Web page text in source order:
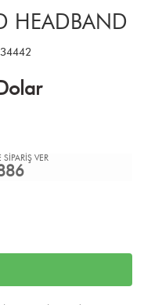
HEADBAND
VER